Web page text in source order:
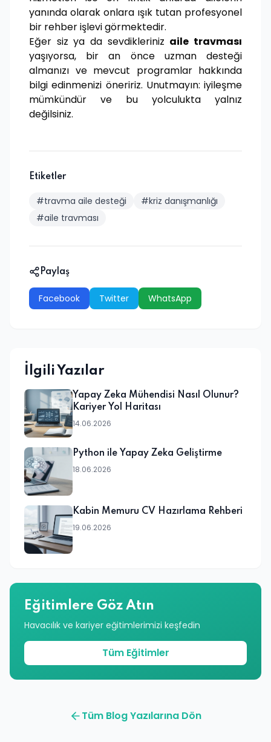
yanında olarak onlara ışık tutan profesyonel
bir rehber işlevi görmektedir.
Eğer siz ya da sevdikleriniz aile travması
yaşıyorsa, bir an önce uzman desteği
almanızı ve mevcut programlar hakkında
bilgi edinmenizi öneririz. Unutmayın: iyileşme
mümkündür ve bu yolculukta yalnız
değilsiniz.
Etiketler
#travma aile desteği
#kriz danışmanlığı
#aile travması
Paylaş
Facebook Twitter WhatsApp
İlgili Yazılar
Yapay Zeka Mühendisi Nasıl Olunur?
Kariyer Yol Haritası
14.06.2026
Python ile Yapay Zeka Geliştirme
18.06.2026
Kabin Memuru CV Hazırlama Rehberi
19.06.2026
Eğitimlere Göz Atın
Havacılık ve kariyer eğitimlerimizi keşfedin
Tüm Eğitimler
Tüm Blog Yazılarına Dön